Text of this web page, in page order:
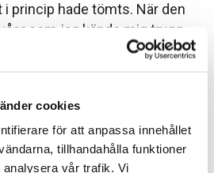
cookies
för att anpassa innehållet
tillhandahålla funktioner
vår trafik. Vi
princip hade tömts. När den
som jag kände mig trygg
så justerade jag
så har sparande alltid varit